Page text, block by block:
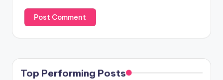
Top Performing Posts